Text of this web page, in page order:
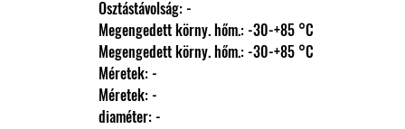
                Osztástávolság: -
                Megengedett körny. hőm.: -30-+85 °C
                Megengedett körny. hőm.: -30-+85 °C
                Méretek: -
                Méretek: -
                diaméter: -